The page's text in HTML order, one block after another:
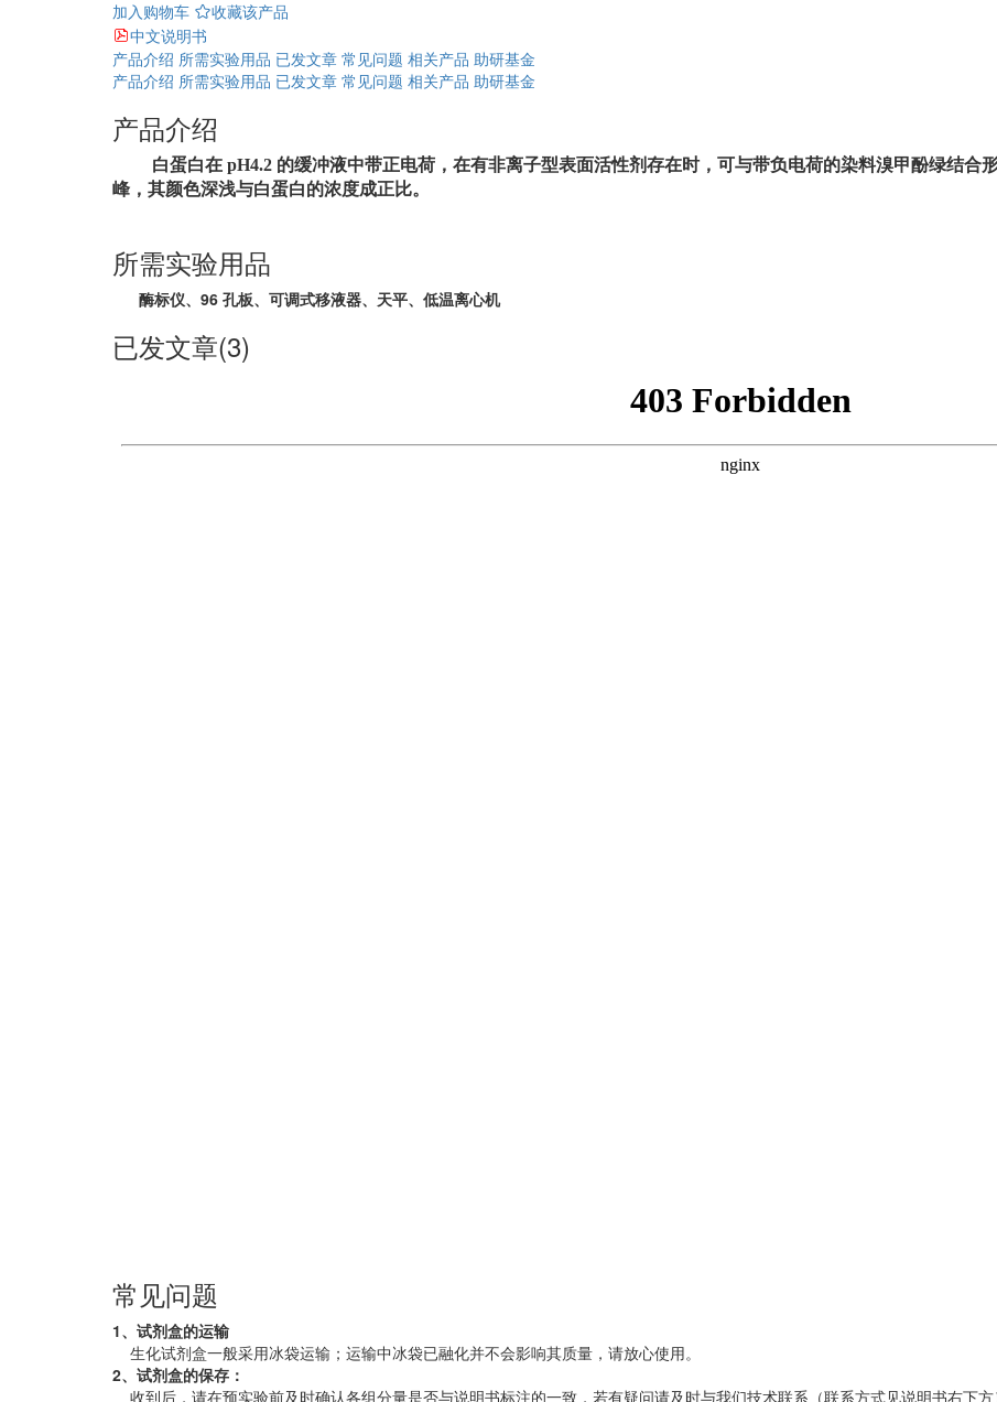
加入购物车
收藏该产品
中文说明书
产品介绍 所需实验用品 已发文章 常见问题 相关产品 助研基金
产品介绍 所需实验用品 已发文章 常见问题 相关产品 助研基金
产品介绍
白蛋白在 pH4.2 的缓冲液中带正电荷，在有非离子型表面活性剂存在时，可与带负电荷的染料溴甲酚绿结合
峰，其颜色深浅与白蛋白的浓度成正比。
所需实验用品
酶标仪、96 孔板、可调式移液器、天平、低温离心机
已发文章(3)
常见问题
1、试剂盒的运输
生化试剂盒一般采用冰袋运输；运输中冰袋已融化并不会影响其质量，请放心使用。
2、试剂盒的保存：
收到后，请在预实验前及时确认各组分量是否与说明书标注的一致，若有疑问请及时与我们技术联系（联系方式见说明书右下方